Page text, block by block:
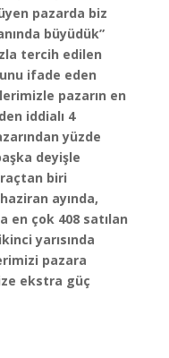
pazarda biz
büyüdük”
tercih edilen
ifade eden
pazarın en
iddialı 4
yüzde
deyişle
biri
ayında,
en çok 408 satılan
yarısında
pazara
ekstra güç